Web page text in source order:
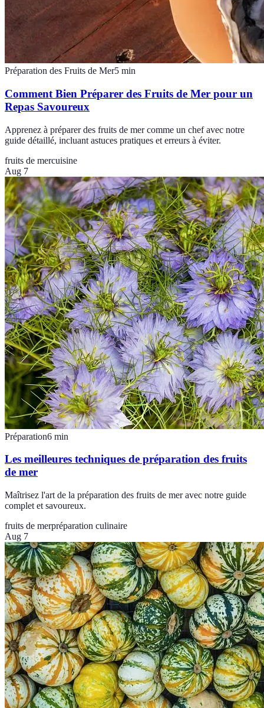
Préparation des Fruits de Mer5 min
Comment Bien Préparer des Fruits de Mer pour un
Repas Savoureux
Apprenez à préparer des fruits de mer comme un chef avec notre
guide détaillé, incluant astuces pratiques et erreurs à éviter.
fruits de mercuisine
Aug 7
Préparation6 min
Les meilleures techniques de préparation des fruits
de mer
Maîtrisez l'art de la préparation des fruits de mer avec notre guide
complet et savoureux.
fruits de merpréparation culinaire
Aug 7